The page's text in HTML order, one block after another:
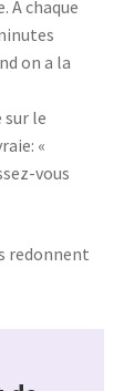
A chaque
on a la
sur le
«
vous
redonnent